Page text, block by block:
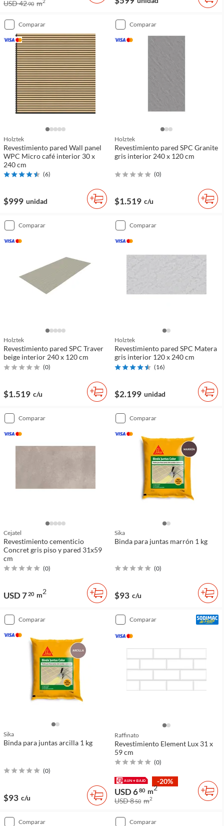
USD 4290 m
comparar
Holztek
Revestimiento pared Wall panel
WPC Micro café interior 30 x
240 cm
(6)
$999 unidad
comparar
Holztek
Revestimiento pared SPC Granite
gris interior 240 x 120 cm
(0)
$1.519 c/u
comparar
Holztek
Revestimiento pared SPC Traver
beige interior 240 x 120 cm
(0)
$1.519 c/u
comparar
Holztek
Revestimiento pared SPC Matera
gris interior 120 x 240 cm
(16)
$2.199 unidad
comparar
Cejatel
Revestimiento cementicio
Concret gris piso y pared 31x59
cm
(0)
USD 720 m2
comparar
Sika
Binda para juntas marrón 1 kg
(0)
$93 c/u
comparar
Sika
Binda para juntas arcilla 1 kg
(0)
$93 c/u
comparar
Raffinato
Revestimiento Element Lux 31 x
59 cm
(0)
-20%
USD 680 m2
USD 850 m2
comparar comparar